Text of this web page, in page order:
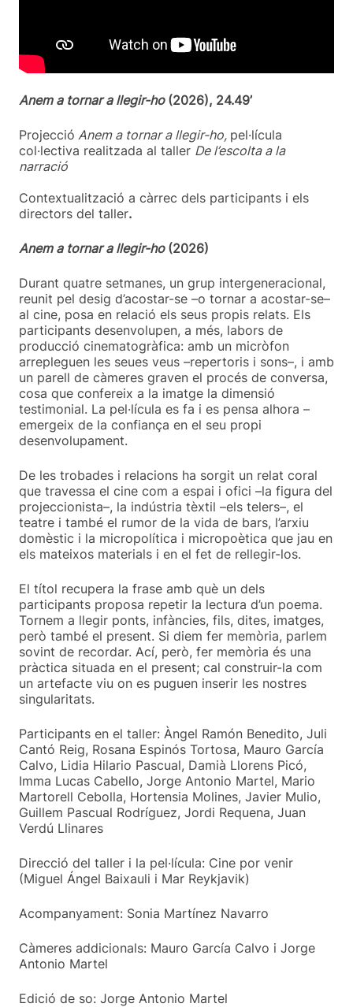
Anem a tornar a llegir-ho (2026), 24.49’
Projecció Anem a tornar a llegir-ho, pel·lícula
col·lectiva realitzada al taller De l’escolta a la
narració
Contextualització a càrrec dels participants i els
directors del taller.
Anem a tornar a llegir-ho (2026)
Durant quatre setmanes, un grup intergeneracional,
reunit pel desig d’acostar-se –o tornar a acostar-se–
al cine, posa en relació els seus propis relats. Els
participants desenvolupen, a més, labors de
producció cinematogràfica: amb un micròfon
arrepleguen les seues veus –repertoris i sons–, i amb
un parell de càmeres graven el procés de conversa,
cosa que confereix a la imatge la dimensió
testimonial. La pel·lícula es fa i es pensa alhora –
emergeix de la confiança en el seu propi
desenvolupament.
De les trobades i relacions ha sorgit un relat coral
que travessa el cine com a espai i ofici –la figura del
projeccionista–, la indústria tèxtil –els telers–, el
teatre i també el rumor de la vida de bars, l’arxiu
domèstic i la micropolítica i micropoètica que jau en
els mateixos materials i en el fet de rellegir-los.
El títol recupera la frase amb què un dels
participants proposa repetir la lectura d’un poema.
Tornem a llegir ponts, infàncies, fils, dites, imatges,
però també el present. Si diem fer memòria, parlem
sovint de recordar. Ací, però, fer memòria és una
pràctica situada en el present; cal construir-la com
un artefacte viu on es puguen inserir les nostres
singularitats.
Participants en el taller: Àngel Ramón Benedito, Juli
Cantó Reig, Rosana Espinós Tortosa, Mauro García
Calvo, Lidia Hilario Pascual, Damià Llorens Picó,
Imma Lucas Cabello, Jorge Antonio Martel, Mario
Martorell Cebolla, Hortensia Molines, Javier Mulio,
Guillem Pascual Rodríguez, Jordi Requena, Juan
Verdú Llinares
Direcció del taller i la pel·lícula: Cine por venir
(Miguel Ángel Baixauli i Mar Reykjavik)
Acompanyament: Sonia Martínez Navarro
Càmeres addicionals: Mauro García Calvo i Jorge
Antonio Martel
Edició de so: Jorge Antonio Martel